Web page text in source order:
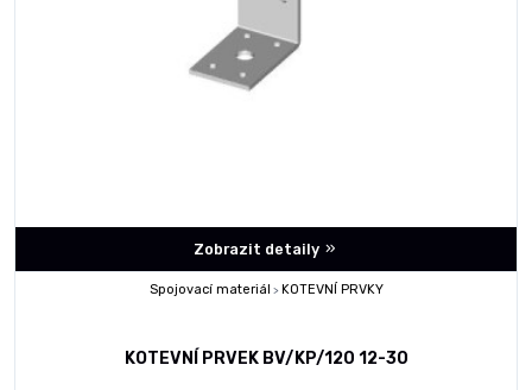
Zobrazit detaily
Spojovací materiál >KOTEVNÍ PRVKY
KOTEVNÍ PRVEK BV/KP/120 12-30